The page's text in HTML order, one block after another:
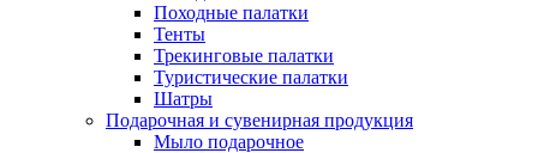
Походные палатки
Тенты
Трекинговые палатки
Туристические палатки
Шатры
Подарочная и сувенирная продукция
Мыло подарочное